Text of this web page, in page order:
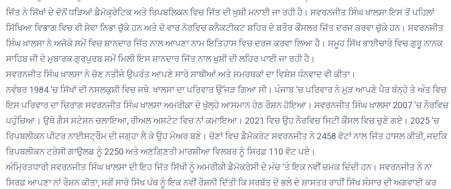
ਜਿੱਤ ਨੇ ਸਿੱਖਾਂ ਦੇ ਦੋਨੋਂ ਧੜਿਆਂ ਡੈਮੋਕ੍ਰੇਟਿਕ ਅਤੇ ਰਿਪਬਲਿਕਨ ਵਿਚ ਜਿੱਤ ਦੀ ਖ਼ੁਸ਼ੀ ਮਨਾਈ ਜਾ ਰਹੀ ਹੈ। ਸਵਰਨਜੀਤ ਸਿੰਘ ਖਾਲਸਾ ਇਸ ਤੋਂ ਪਹਿਲਾਂ
ਸਿੱਖਿਆ ਵਿਭਾਗ ਵਿਚ ਵੀ ਸੇਵਾ ਨਿਭਾ ਚੁੱਕੇ ਹਨ ਅਤੇ ਦੋ ਵਾਰ ਨੋਰਵਿਚ ਕਨੈਕਟੀਕਟ ਸ਼ਹਿਰ ਦੇ ਬਤੌਰ ਕੌਂਸਲਰ ਜਿੱਤ ਦਰਜ ਕਰਵਾ ਚੁੱਕੇ ਹਨ। ਸਵਰਨਜੀਤ
ਸਿੰਘ ਖ਼ਾਲਸਾ ਨੇ ਅਜੋਕੇ ਸਮੇਂ ਵਿਚ ਸ਼ਾਨਦਾਰ ਜਿੱਤ ਨਾਲ ਆਪਣਾ ਨਾਮ ਇਤਿਹਾਸ ਵਿਚ ਦਰਜ ਕਰਵਾ ਲਿਆ ਹੈ। ਸਮੂਹ ਸਿੱਖ ਭਾਈਚਾਰੇ ਵਿਚ ਗੁਰੂ ਨਾਨਕ
ਸਾਹਿਬ ਜੀ ਦੇ ਮੁਬਾਰਕ ਗੁਰਪੁਰਬ ਸਮੇਂ ਮਿਲੀ ਇਸ ਸ਼ਾਨਦਾਰ ਜਿੱਤ ਨਾਲ ਖੁਸ਼ੀ ਦੀ ਲਹਿਰ ਪਾਈ ਜਾ ਰਹੀ ਹੈ।
ਸਵਰਨਜੀਤ ਸਿੰਘ ਖ਼ਾਲਸਾ ਨੇ ਚੋਣ ਨਤੀਜੇ ਉਪਰੰਤ ਆਪਣੇ ਸਾਰੇ ਸਾਥੀਆਂ ਅਤੇ ਸਮਰਥਕਾਂ ਦਾ ਵਿਸ਼ੇਸ਼ ਧੰਨਵਾਦ ਵੀ ਕੀਤਾ।
ਨਵੰਬਰ 1984 ‘ਚ ਸਿੱਖਾਂ ਦੀ ਨਸਲਕੁਸ਼ੀ ਵਿਚ ਜਥੇ. ਖਾਲਸਾ ਦਾ ਪਰਿਵਾਰ ਉੱਜੜ ਗਿਆ ਸੀ। ਪੰਜਾਬ ‘ਚ ਪਰਿਵਾਰ ਨੇ ਮੁੜ ਆਪਣੇ ਪੈਰ ਬੰਨ੍ਹੇ ਤੇ ਅੰਤ ਵਿਚ
ਇਸ ਪਰਿਵਾਰ ਦਾ ਚਿਰਾਗ ਸਵਰਨਜੀਤ ਸਿੰਘ ਖਾਲਸਾ ਅਮਰੀਕਾ ਦੇ ਖੁੱਲ੍ਹੇ ਆਸਮਾਨ ਹੇਠ ਰੌਸ਼ਨ ਹੋਇਆ। ਸਵਰਨਜੀਤ ਸਿੰਘ ਖਾਲਸਾ 2007 ‘ਚ ਨੌਰਵਿਚ
ਪਹੁੰਚਿਆ। ਉਥੇ ਗੈਸ ਸਟੇਸ਼ਨ ਚਲਾਇਆ, ਰੀਅਲ ਅਸਟੇਟ ਵਿਚ ਨਾਂ ਕਮਾਇਆ। 2021 ਵਿਚ ਉਹ ਨੌਰਵਿਚ ਸਿਟੀ ਕੌਂਸਲ ਵਿਚ ਚੁਣੇ ਗਏ। 2025 ‘ਚ
ਰਿਪਬਲੀਕਨ ਪੀਟਰ ਨਾਈਸਟ੍ਰੌਮ ਦੀ ਜਗ੍ਹਾ ਲੈ ਕੇ ਉਹ ਮੇਅਰ ਬਣੇ। ਚੋਣਾਂ ਵਿਚ ਡੈਮੋਕਰੇਟ ਸਵਰਨਜੀਤ ਨੇ 2458 ਵੋਟਾਂ ਨਾਲ ਜਿੱਤ ਹਾਸਲ ਕੀਤੀ, ਜਦਕਿ
ਰਿਪਬਲੀਕਨ ਟਰੇਸੀ ਗਾਉਲਡ ਨੂੰ 2250 ਅਤੇ ਅਣਗਿਣਤੀ ਮਾਰਸ਼ੀਆ ਵਿਲਬਰ ਨੂੰ ਸਿਰਫ਼ 110 ਵੋਟ ਪਏ।
ਅੰਮ੍ਰਿਤਧਾਰੀ ਸਵਰਨਜੀਤ ਸਿੰਘ ਖਾਲਸਾ ਦੀ ਇਹ ਜਿੱਤ ਸਿੱਖੀ ਨੂੰ ਅਮਰੀਕੀ ਡੈਮੋਕਰੇਸੀ ਦੇ ਮੰਚ ‘ਤੇ ਇਕ ਨਵੀਂ ਚਮਕ ਦਿੰਦੀ ਹਨ। ਸਵਰਨਜੀਤ ਨੇ ਨਾ
ਸਿਰਫ਼ ਆਪਣਾ ਨਾਂ ਰੌਸ਼ਨ ਕੀਤਾ, ਸਗੋਂ ਸਾਰੇ ਸਿੱਖ ਪੰਥ ਨੂੰ ਇਕ ਨਵੀਂ ਰੌਸ਼ਨੀ ਦਿੱਤੀ ਕਿ ਸਰਬੱਤ ਦੇ ਭਲੇ ਦੇ ਸ਼ਾਸਤਰ ਰਾਹੀਂ ਸਿੱਖ ਸੰਸਾਰ ਦੀ ਅਗਵਾਈ ਕਰ